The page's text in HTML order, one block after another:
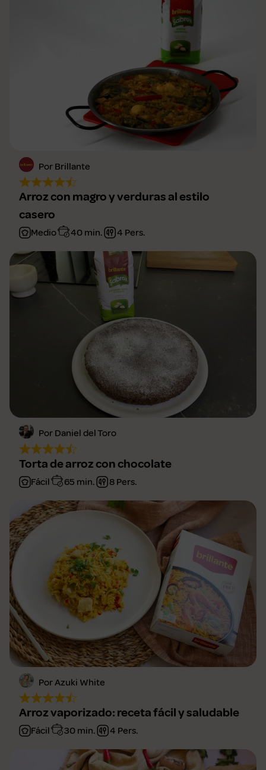
Por Brillante
Arroz con magro y verduras al estilo
casero
Medio 40 min. 4 Pers.
Por Daniel del Toro
Torta de arroz con chocolate
Fácil 65 min. 8 Pers.
Por Azuki White
Arroz vaporizado: receta fácil y saludable
Fácil 30 min. 4 Pers.